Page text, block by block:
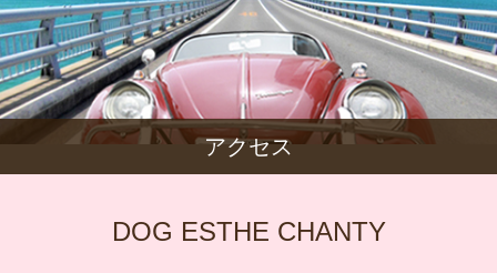
アクセス
DOG ESTHE CHANTY